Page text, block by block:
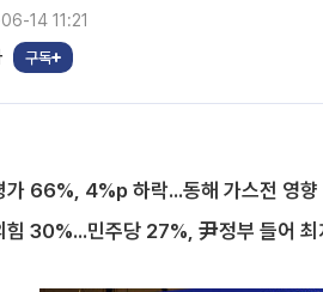
14 11:21
구독
가 66%, 4%p 하락...동해 가스전 영향
힘 30%...민주당 27%, 尹정부 들어 최